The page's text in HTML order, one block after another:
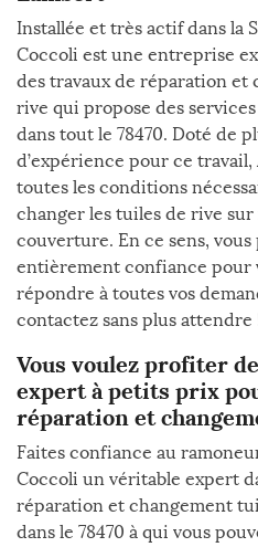
Installée et très actif dans la
Coccoli est une entreprise
des travaux de réparation et
rive qui propose des
dans tout le 78470. Doté de
d’expérience pour ce
toutes les conditions
changer les tuiles de rive
couverture. En ce sens,
entièrement confiance pour
répondre à toutes vos
contactez sans plus attendre
Vous voulez profiter
expert à petits prix
réparation et
Faites confiance au
Coccoli un véritable expert
réparation et changement
dans le 78470 à qui vous